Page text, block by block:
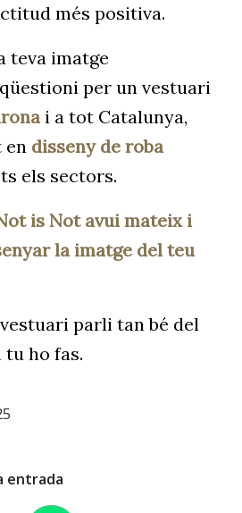
més positiva.
teva imatge
per un vestuari
i a tot Catalunya,
disseny de roba
els sectors.
is Notavui mateix i
la imatge del teu
parli tan bé del
ho fas.
entrada